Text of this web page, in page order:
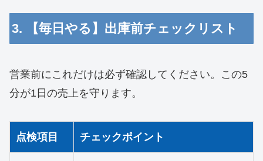
3. 【毎日やる】出庫前チェックリスト
営業前にこれだけは必ず確認してください。この5
分が1日の売上を守ります。
点検項目 チェックポイント